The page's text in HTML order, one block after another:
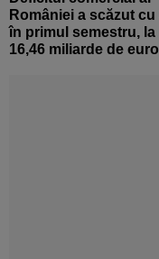
României a scăzut cu
în primul semestru, la
16,46 miliarde de euro